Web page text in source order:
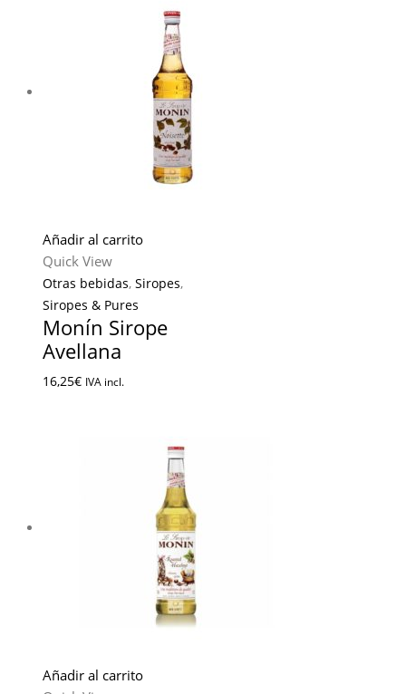
Añadir al carrito
Quick View
Otras bebidas, Siropes,
Siropes & Pures
Monín Sirope
Avellana
16,25€ IVA incl.
Añadir al carrito